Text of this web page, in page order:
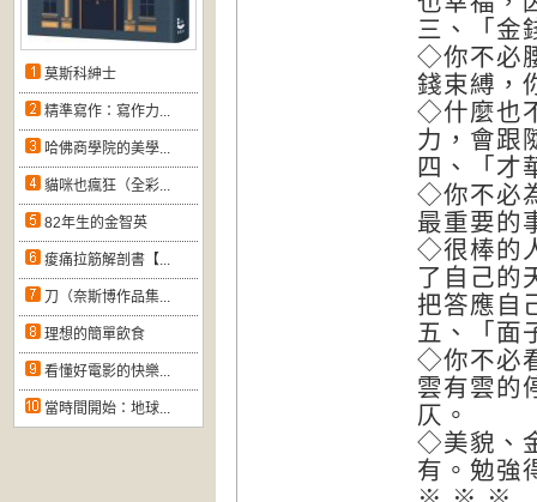
莫斯科紳士
精準寫作：寫作力...
哈佛商學院的美學...
貓咪也瘋狂（全彩...
82年生的金智英
痠痛拉筋解剖書【...
刀（奈斯博作品集...
理想的簡單飲食
看懂好電影的快樂...
當時間開始：地球...
三、「金
◇你不必
錢束縛，
◇什麼也
力，會跟
四、「才
◇你不必
最重要的
◇很棒的
了自己的
把答應自
五、「面
◇你不必
雲有雲的
仄。
◇美貌、
有。勉強